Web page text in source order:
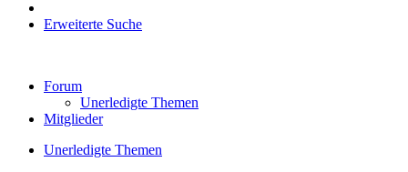
Erweiterte Suche
Forum
Unerledigte Themen
Mitglieder
Unerledigte Themen